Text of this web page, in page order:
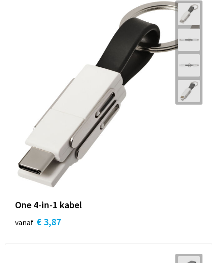
One 4-in-1 kabel
vanaf € 3,87